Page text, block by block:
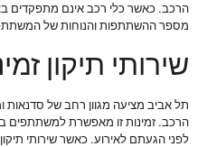
הרכב. כאשר כלי רכב אינם מתפקדים
מספר ההשתתפות והנוחות של
שירותי תיקון
תל אביב מציעה מגוון רחב של סדנאות
הרכב. זמינות זו מאפשרת למשתתפים
לפני הגעתם לאירוע. כאשר שירותי